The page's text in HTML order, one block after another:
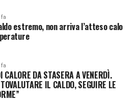
estremo, non arriva l’atteso calo
CALORE DA STASERA A VENERDÌ.
IL CALDO, SEGUIRE LE